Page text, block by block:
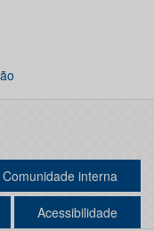
Comunidade interna
Acessibilidade